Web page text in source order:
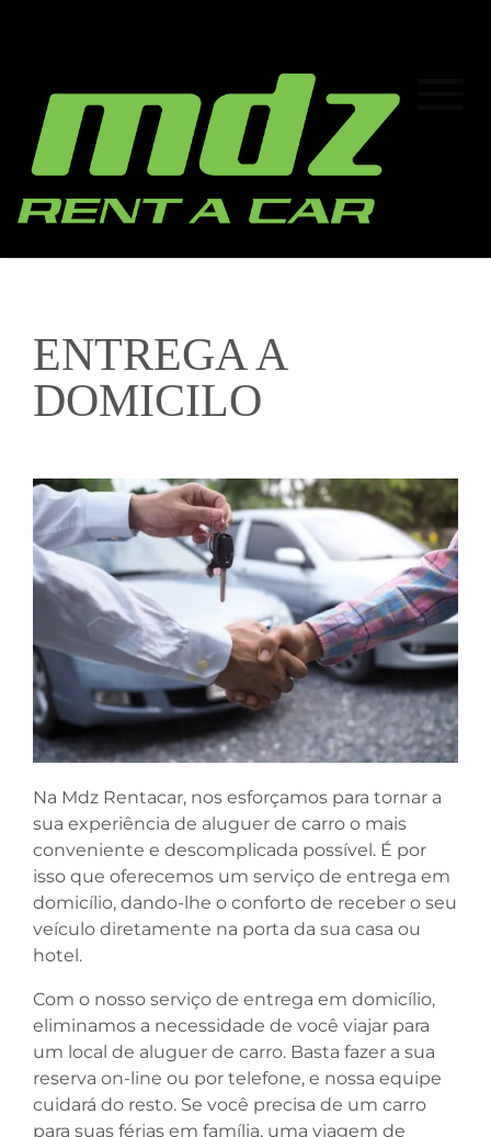
ENTREGA A
DOMICILO
Na Mdz Rentacar, nos esforçamos para tornar a
sua experiência de aluguer de carro o mais
conveniente e descomplicada possível. É por
isso que oferecemos um serviço de entrega em
domicílio, dando-lhe o conforto de receber o seu
veículo diretamente na porta da sua casa ou
hotel.
Com o nosso serviço de entrega em domicílio,
eliminamos a necessidade de você viajar para
um local de aluguer de carro. Basta fazer a sua
reserva on-line ou por telefone, e nossa equipe
cuidará do resto. Se você precisa de um carro
para suas férias em família, uma viagem de